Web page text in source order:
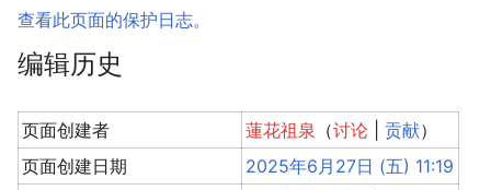
查看此页面的保护日志。
编辑历史
页面创建者 蓮花祖泉 （讨论 |贡献）
页面创建日期
2025年6月27日 (五) 11:19